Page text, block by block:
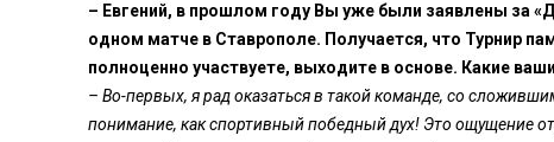
– Евгений, в прошлом году Вы уже были заявлены за
одном матче в Ставрополе. Получается, что Турнир
полноценно участвуете, выходите в основе. Какие
– Во-первых, я рад оказаться в такой команде, со
понимание, как спортивный победный дух! Это ощущение от